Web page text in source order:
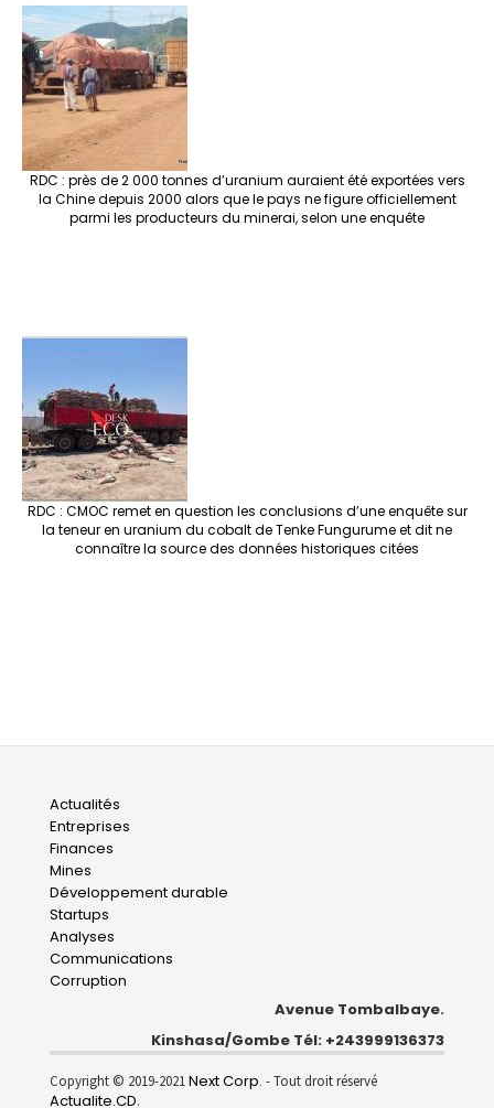
RDC : près de 2 000 tonnes d’uranium auraient été exportées vers
la Chine depuis 2000 alors que le pays ne figure officiellement
parmi les producteurs du minerai, selon une enquête
RDC : CMOC remet en question les conclusions d’une enquête sur
la teneur en uranium du cobalt de Tenke Fungurume et dit ne
connaître la source des données historiques citées
Main
navigation
Actualités
Entreprises
Finances
Mines
Développement durable
Startups
Analyses
Communications
Corruption
Avenue Tombalbaye.
Kinshasa/Gombe Tél: +243999136373
Copyright © 2019-2021Next Corp. - Tout droit réservé
Actualite.CD.